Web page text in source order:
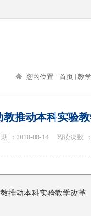
您的位置 : 首页 教
教推动本科实验
： 2018-08-14阅读次数 ：
推动本科实验教学改革